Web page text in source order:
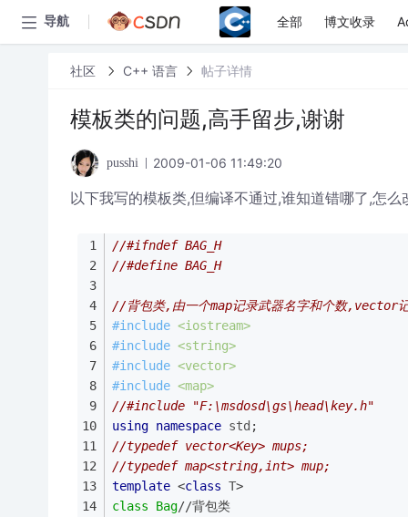
导航 全部 博文收录
社区 C++ 语言 帖子详情
模板类的问题,高手留步,谢谢
pusshi 2009-01-06 11:49:20
以下我写的模板类,但编译不通过,谁知道错哪了,怎么
//#ifndef BAG_H
//#define BAG_H
//背包类,由一个map记录武器名字和个数,vector
#include <iostream>
#include <string>
#include <vector>
#include <map>
//#include "F:\msdosd\gs\head\key.h"
using namespace std ;
//typedef vector<Key> mups;
//typedef map<string,int> mup;
template <class T>
class
Bag//背包类